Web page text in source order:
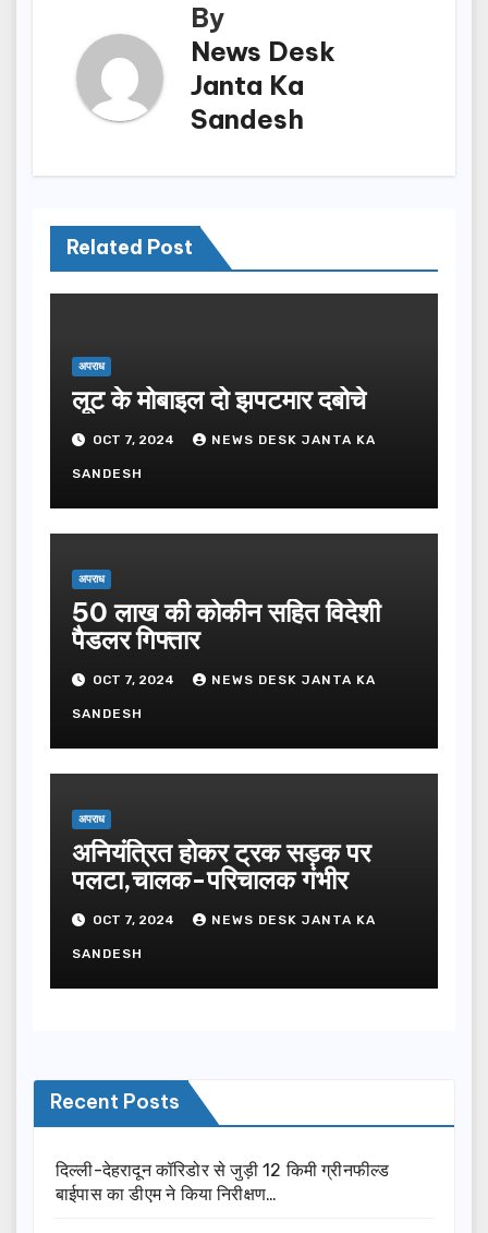
By
News Desk
Janta Ka
Sandesh
Related Post
अपराध
लूट के मोबाइल दो झपटमार दबोचे
OCT 7, 2024 NEWS DESK JANTA KA
SANDESH
अपराध
50 लाख की कोकीन सहित विदेशी
पैडलर गिफ्तार
OCT 7, 2024 NEWS DESK JANTA KA
SANDESH
अपराध
अनियंत्रित होकर ट्रक सड़क पर
पलटा,चालक-परिचालक गंभीर
OCT 7, 2024 NEWS DESK JANTA KA
SANDESH
Recent Posts
दिल्ली-देहरादून कॉरिडोर से जुड़ी 12 किमी ग्रीनफील्ड
बाईपास का डीएम ने किया निरीक्षण…